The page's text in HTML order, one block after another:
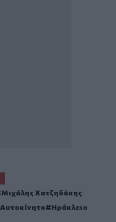
Μιχάλης Χατζηδάκης
Αυτοκίνητο Ηράκλειο